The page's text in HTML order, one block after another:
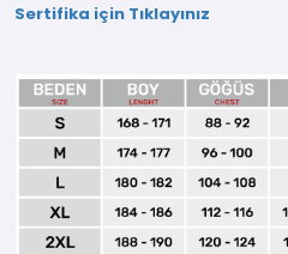
Sertifika için Tıklayınız